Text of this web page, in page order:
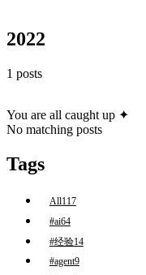
2022
1 posts
You are all caught up ✦
No matching posts
Tags
All117
#ai64
#经验14
#agent9